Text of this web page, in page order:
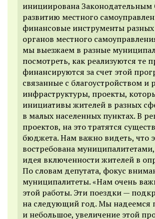
инициирована
развитию местного
финансовые инструменты
органов местного
мы выезжаем в разные
посмотреть, как реализуются те
финансируются за счет этой
связанные с благоустройством
инфраструктуры, проекты,
инициативы жителей в разных
в малых населенных пунктах. В
проектов, на это тратятся
бюджета. Нам важно видеть, что
востребована
идея включенности жителей в
По словам депутата, фокус
муниципалитеты. «Нам очень
этой работы. Эти поездки —
на следующий год. Мы надеемся
и небольшое, увеличение этой